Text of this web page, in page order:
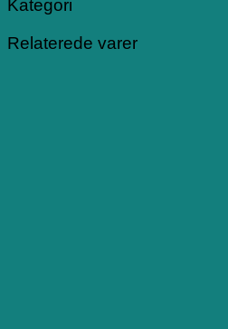
Kategori
Relaterede varer